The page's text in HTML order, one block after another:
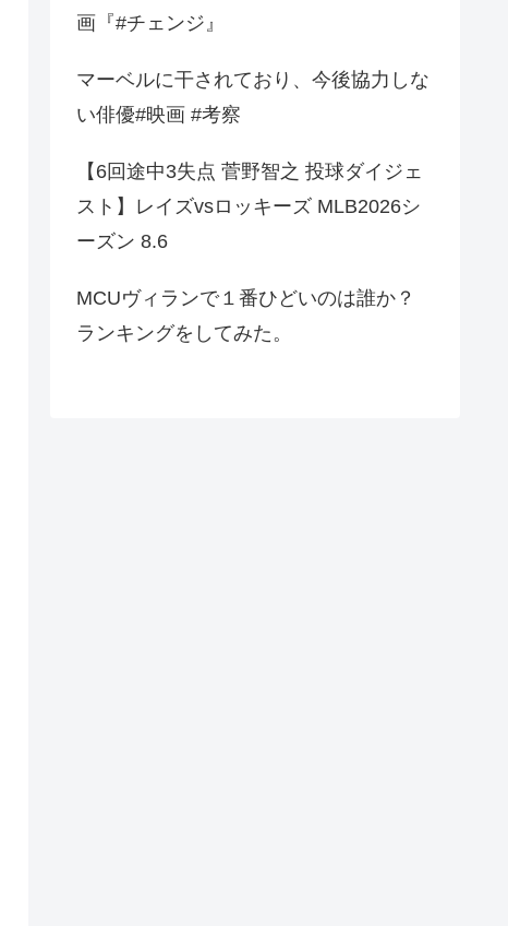
画『#チェンジ』
マーベルに干されており、今後協力しな
い俳優#映画 #考察
【6回途中3失点 菅野智之 投球ダイジェ
スト】レイズvsロッキーズ MLB2026シ
ーズン 8.6
MCUヴィランで１番ひどいのは誰か？
ランキングをしてみた。